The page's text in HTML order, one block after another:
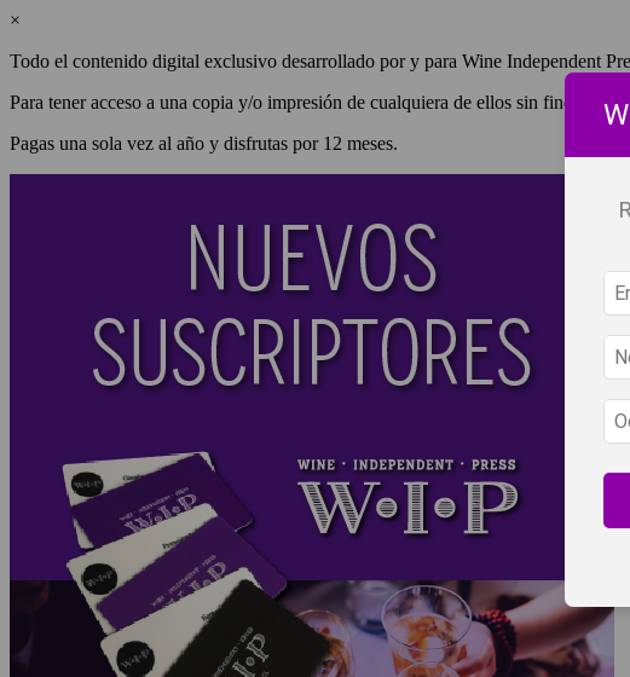
×
Todo el contenido digital exclusivo desarrollado por y para Wine Independent
Para tener acceso a una copia y/o impresión de cualquiera de ellos sin fines de
Pagas una sola vez al año y disfrutas por 12 meses.